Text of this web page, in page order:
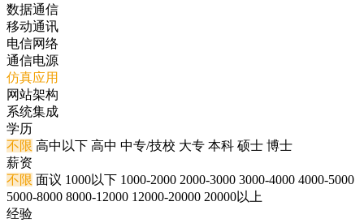
数据通信
移动通讯
电信网络
通信电源
仿真应用
网站架构
系统集成
学历
不限 高中以下 高中 中专/技校 大专 本科 硕士 博士
薪资
不限 面议 1000以下 1000-2000 2000-3000 3000-4000 4000-5000
5000-8000 8000-12000 12000-20000 20000以上
经验